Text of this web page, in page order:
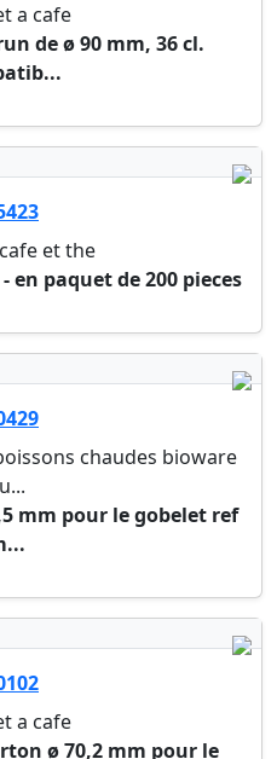
a cafe
mm pour les gobelets
en bois
de 100 pieces)
de ø 90 mm, 40 cl.
a cafe
de ø 62 mm, 12 cl.